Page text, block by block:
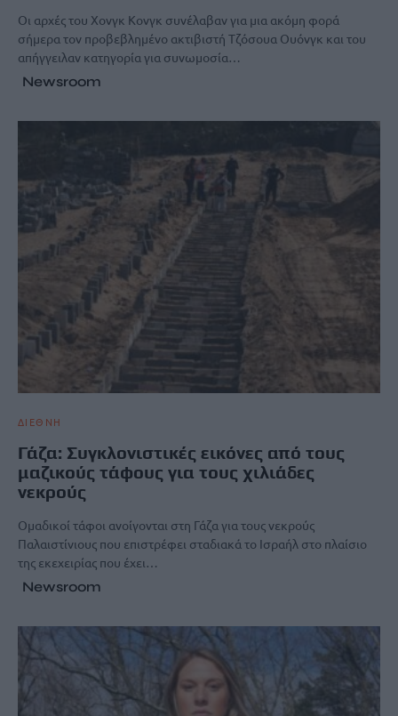
Οι αρχές του Χονγκ Κονγκ συνέλαβαν για μια ακόμη φορά
σήμερα τον προβεβλημένο ακτιβιστή Τζόσουα Ουόνγκ και του
απήγγειλαν κατηγορία για συνωμοσία…
Newsroom
ΔΙΕΘΝΗ
Γάζα: Συγκλονιστικές εικόνες από τους
μαζικούς τάφους για τους χιλιάδες
νεκρούς
Ομαδικοί τάφοι ανοίγονται στη Γάζα για τους νεκρούς
Παλαιστίνιους που επιστρέφει σταδιακά το Ισραήλ στο πλαίσιο
της εκεχειρίας που έχει…
Newsroom